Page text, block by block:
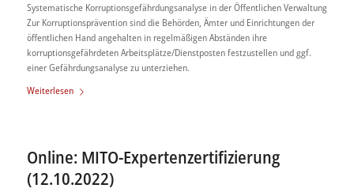
Systematische Korruptionsgefährdungsanalyse in der Öffentlichen Verwaltung
Zur Korruptionsprävention sind die Behörden, Ämter und Einrichtungen der
öffentlichen Hand angehalten in regelmäßigen Abständen ihre
korruptionsgefährdeten Arbeitsplätze/Dienstposten festzustellen und ggf.
einer Gefährdungsanalyse zu unterziehen.
Weiterlesen
Online: MITO-Expertenzertifizierung
(12.10.2022)